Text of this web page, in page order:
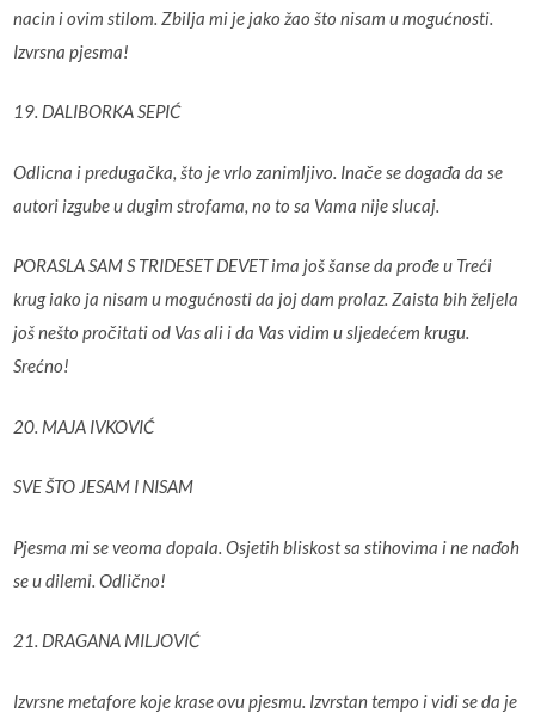
nacin i ovim stilom. Zbilja mi je jako žao što nisam u mogućnosti.
Izvrsna pjesma!
19. DALIBORKA SEPIĆ
Odlicna i predugačka, što je vrlo zanimljivo. Inače se događa da se
autori izgube u dugim strofama, no to sa Vama nije slucaj.
PORASLA SAM S TRIDESET DEVET ima još šanse da prođe u Treći
krug iako ja nisam u mogućnosti da joj dam prolaz. Zaista bih željela
još nešto pročitati od Vas ali i da Vas vidim u sljedećem krugu.
Srećno!
20. MAJA IVKOVIĆ
SVE ŠTO JESAM I NISAM
Pjesma mi se veoma dopala. Osjetih bliskost sa stihovima i ne nađoh
se u dilemi. Odlično!
21. DRAGANA MILJOVIĆ
Izvrsne metafore koje krase ovu pjesmu. Izvrstan tempo i vidi se da je